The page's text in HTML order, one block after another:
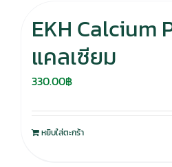
EKH Calcium
แคลเซียม
330.00฿
หยิบใส่ตะกร้า